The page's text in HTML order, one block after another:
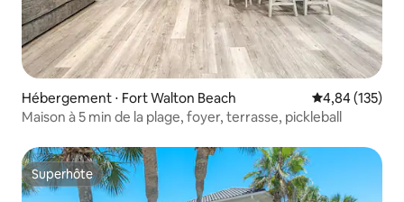
Hébergement ⋅ Fort Walton Beach Évaluation
4,84 (135)
Maison à 5 min de la plage, foyer, terrasse, pickleball
Superhôte
Superhôte